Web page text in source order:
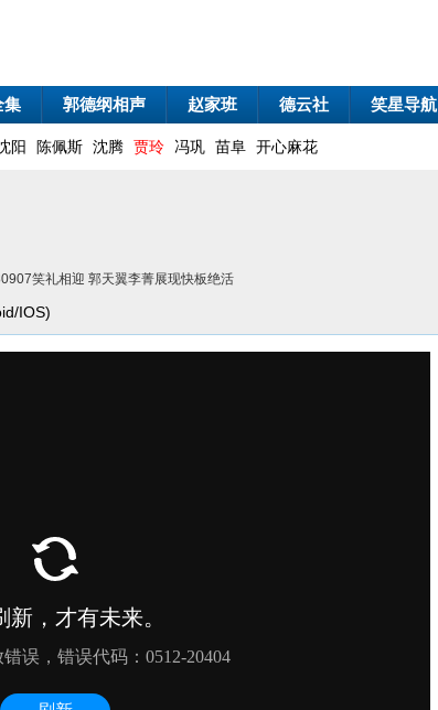
集 郭德纲相声 赵家班 德云社 笑星导航
阳 陈佩斯 沈腾 贾玲 冯巩 苗阜 开心麻花
笑礼相迎 郭天翼李菁展现快板绝活
IOS)